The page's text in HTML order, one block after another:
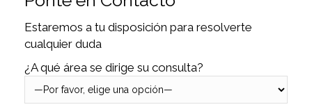
Estaremos a tu disposición para resolverte
cualquier duda
¿A qué área se dirige su consulta?